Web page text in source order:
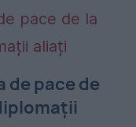
de pace de